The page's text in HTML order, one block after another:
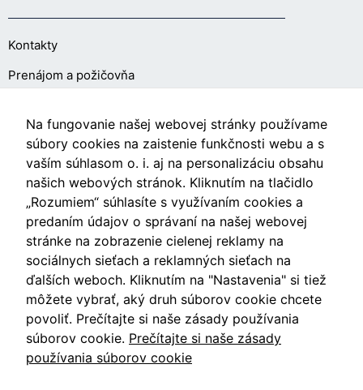
Kontakty
Prenájom a požičovňa
O NÁKUPE
Obchodné podmienky
Ochrana osobných údajov
Nastavenia cookies
Videá
Blog
Na fungovanie našej webovej stránky používame
súbory cookies na zaistenie funkčnosti webu a s
vaším súhlasom o. i. aj na personalizáciu obsahu
našich webových stránok. Kliknutím na tlačidlo
„Rozumiem“ súhlasíte s využívaním cookies a
predaním údajov o správaní na našej webovej
stránke na zobrazenie cielenej reklamy na
sociálnych sieťach a reklamných sieťach na
ďalších weboch. Kliknutím na "Nastavenia" si tiež
môžete vybrať, aký druh súborov cookie chcete
povoliť. Prečítajte si naše zásady používania
súborov cookie. Prečítajte si naše zásady
používania súborov cookie